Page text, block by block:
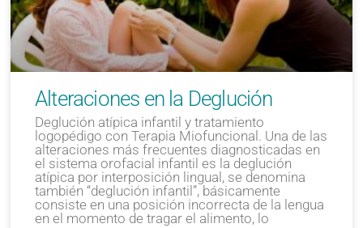
Alteraciones en la Deglución
Deglución atípica infantil y tratamiento
logopédigo con Terapia Miofuncional. Una de las
alteraciones más frecuentes diagnosticadas en
el sistema orofacial infantil es la deglución
atípica por interposición lingual, se denomina
también “deglución infantil”, básicamente
consiste en una posición incorrecta de la lengua
en el momento de tragar el alimento, lo